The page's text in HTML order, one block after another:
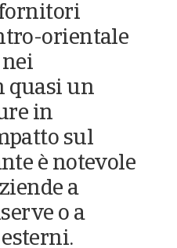
fornitori
orientale
quasi un
in
sul
è notevole
a
o a